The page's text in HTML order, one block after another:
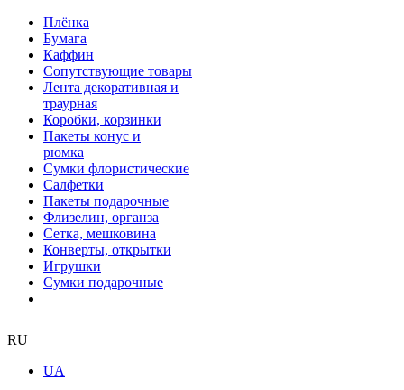
Плёнка
Бумага
Каффин
Сопутствующие товары
Лента декоративная и
траурная
Коробки, корзинки
Пакеты конус и
рюмка
Сумки флористические
Салфетки
Пакеты подарочные
Флизелин, органза
Сетка, мешковина
Конверты, открытки
Игрушки
Сумки подарочные
RU
UA